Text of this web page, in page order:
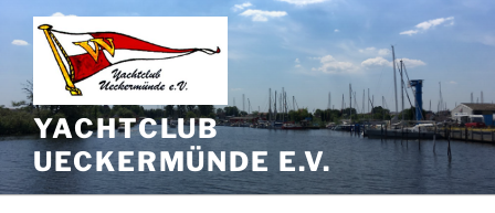
Zum
Inhalt
springen
YACHTCLUB
UECKERMÜNDE E.V.